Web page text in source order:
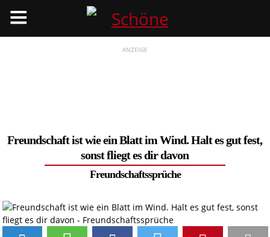
ANZEIGE
Freundschaft ist wie ein Blatt im Wind. Halt es gut fest,
sonst fliegt es dir davon
Freundschaftssprüche